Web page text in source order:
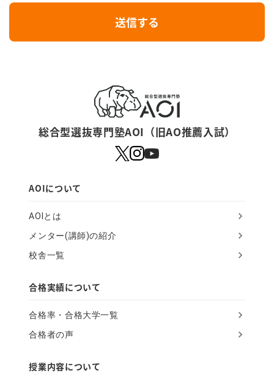
I
送信する
総合型選抜専門塾AOI（旧AO推薦入試）
AOIについて
AOIとは
メンター(講師)の紹介
校舎一覧
合格実績について
合格率・合格大学一覧
合格者の声
授業内容について